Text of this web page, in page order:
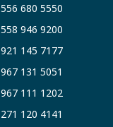
556 680 5550
558 946 9200
921 145 7177
967 131 5051
967 111 1202
271 120 4141